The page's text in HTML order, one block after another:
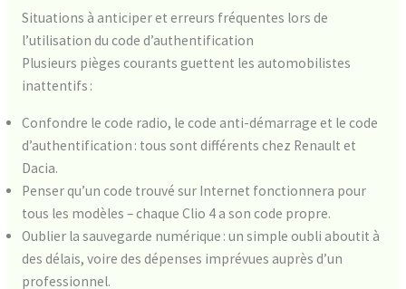
Situations à anticiper et erreurs fréquentes lors de
l’utilisation du code d’authentification
Plusieurs pièges courants guettent les automobilistes
inattentifs :
Confondre le code radio, le code anti-démarrage et le code
d’authentification : tous sont différents chez Renault et
Dacia.
Penser qu’un code trouvé sur Internet fonctionnera pour
tous les modèles – chaque Clio 4 a son code propre.
Oublier la sauvegarde numérique : un simple oubli aboutit à
des délais, voire des dépenses imprévues auprès d’un
professionnel.